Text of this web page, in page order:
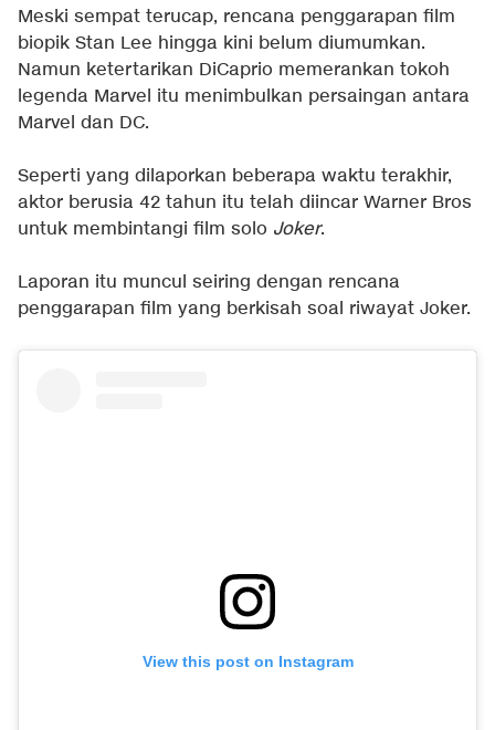
Meski sempat terucap, rencana penggarapan film
biopik Stan Lee hingga kini belum diumumkan.
Namun ketertarikan DiCaprio memerankan tokoh
legenda Marvel itu menimbulkan persaingan antara
Marvel dan DC.
Seperti yang dilaporkan beberapa waktu terakhir,
aktor berusia 42 tahun itu telah diincar Warner Bros
untuk membintangi film solo Joker.
Laporan itu muncul seiring dengan rencana
penggarapan film yang berkisah soal riwayat Joker.
View this post on Instagram